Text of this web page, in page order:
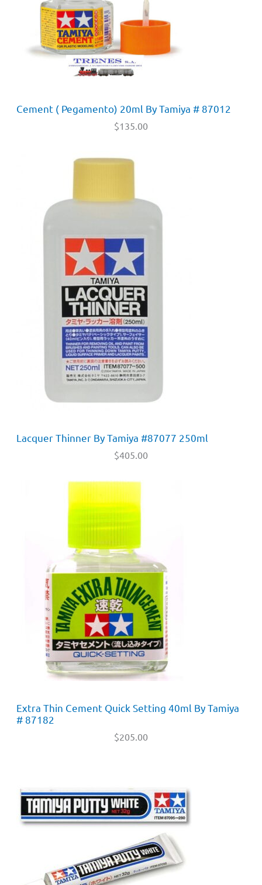
Cement ( Pegamento) 20ml By Tamiya # 87012
$135.00
Lacquer Thinner By Tamiya #87077 250ml
$405.00
Extra Thin Cement Quick Setting 40ml By Tamiya
# 87182
$205.00